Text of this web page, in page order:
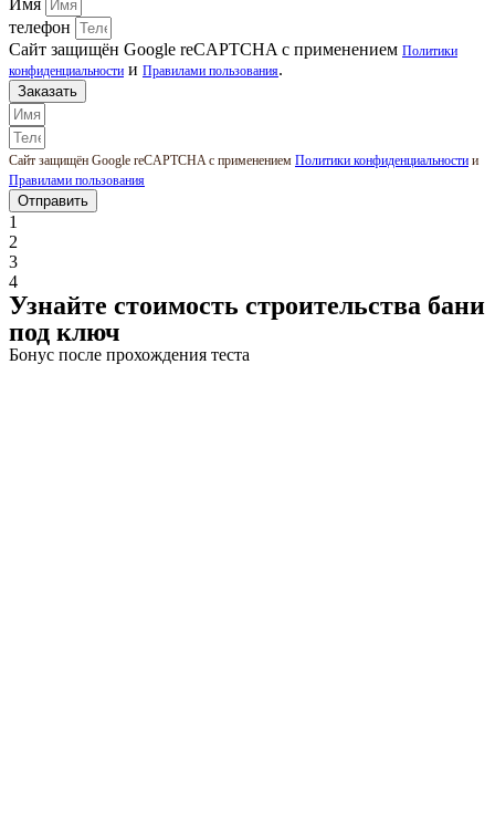
Имя
телефон
Сайт защищён Google reCAPTCHA с применением Политики
конфиденциальности и Правилами пользования.
Заказать
Сайт защищён Google reCAPTCHA с применением Политики конфиденциальности и
Правилами пользования
Отправить
1
2
3
4
Узнайте стоимость строительства бани
под ключ
Бонус после прохождения теста